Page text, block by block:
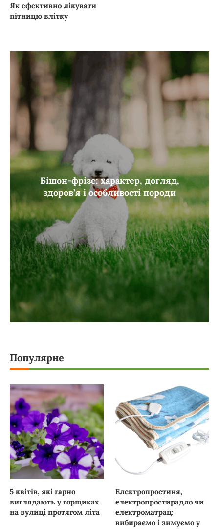
Як ефективно лікувати
пітницю влітку
Бішон-фрізе: характер, догляд,
здоров’я і особливості породи
Популярне
5 квітів, які гарно
виглядають у горщиках
на вулиці протягом літа
Електропростиня,
електропростирадло чи
електроматрац:
вибираємо і зимуємо у